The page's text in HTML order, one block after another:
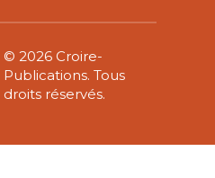
© 2026 Croire-
Publications. Tous
droits réservés.